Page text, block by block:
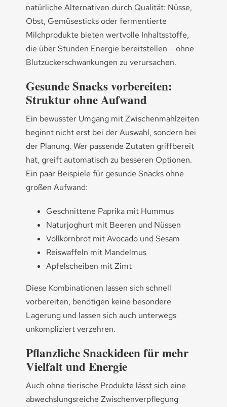
natürliche Alternativen durch Qualität: Nüsse,
Obst, Gemüsesticks oder fermentierte
Milchprodukte bieten wertvolle Inhaltsstoffe,
die über Stunden Energie bereitstellen – ohne
Blutzuckerschwankungen zu verursachen.
Gesunde Snacks vorbereiten:
Struktur ohne Aufwand
Ein bewusster Umgang mit Zwischenmahlzeiten
beginnt nicht erst bei der Auswahl, sondern bei
der Planung. Wer passende Zutaten griffbereit
hat, greift automatisch zu besseren Optionen.
Ein paar Beispiele für gesunde Snacks ohne
großen Aufwand:
Geschnittene Paprika mit Hummus
Naturjoghurt mit Beeren und Nüssen
Vollkornbrot mit Avocado und Sesam
Reiswaffeln mit Mandelmus
Apfelscheiben mit Zimt
Diese Kombinationen lassen sich schnell
vorbereiten, benötigen keine besondere
Lagerung und lassen sich auch unterwegs
unkompliziert verzehren.
Pflanzliche Snackideen für mehr
Vielfalt und Energie
Auch ohne tierische Produkte lässt sich eine
abwechslungsreiche Zwischenverpflegung